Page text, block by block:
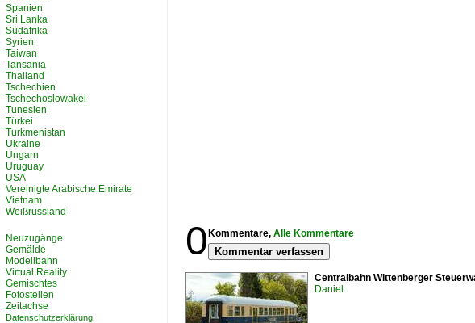
0 Kommentare, Alle Kommentare
Kommentar verfassen
Centralbahn Wittenberger
Daniel
Spanien
Sri Lanka
Südafrika
Syrien
Taiwan
Tansania
Thailand
Tschechien
Tschechoslowakei
Tunesien
Türkei
Turkmenistan
Ukraine
Ungarn
Uruguay
USA
Vereinigte Arabische Emirate
Vietnam
Weißrussland
Neuzugänge
Gemälde
Modellbahn
Virtual Reality
Gemischtes
Fotostellen
Zeitachse
Datenschutzerklärung